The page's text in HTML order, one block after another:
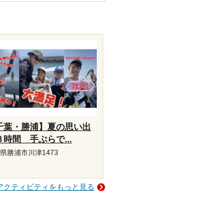
葉・勝浦】夏の思い出
時間 手ぶらで...
勝浦市川津1473
クティビティをもっと見る